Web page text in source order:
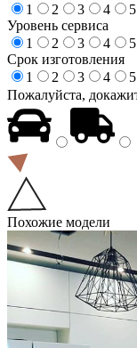
1
2 3 4
5
Уровень сервиса
1
2 3 4
5
Срок изготовления
1
2 3 4
5
Пожалуйста,
Похожие модели